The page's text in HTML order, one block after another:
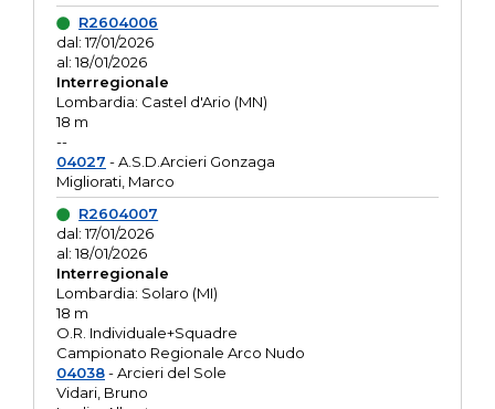
R2604006
dal: 17/01/2026
al: 18/01/2026
Interregionale
Lombardia: Castel d'Ario (MN)
18 m
--
04027 - A.S.D.Arcieri Gonzaga
Migliorati, Marco
R2604007
dal: 17/01/2026
al: 18/01/2026
Interregionale
Lombardia: Solaro (MI)
18 m
O.R. Individuale+Squadre
Campionato Regionale Arco Nudo
04038- Arcieri del Sole
Vidari, Bruno